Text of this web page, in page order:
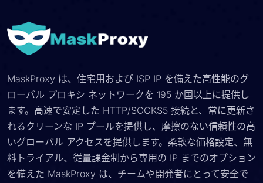
MaskProxy は、住宅用および ISP IP を備えた高性能のグ
ローバル プロキシ ネットワークを 195 か国以上に提供し
ます。高速で安定した HTTP/SOCKS5 接続と、常に更新さ
れるクリーンな IP プールを提供し、摩擦のない信頼性の高
いグローバル アクセスを提供します。柔軟な価格設定、無
料トライアル、従量課金制から専用の IP までのオプション
を備えた MaskProxy は、チームや開発者にとって安全で